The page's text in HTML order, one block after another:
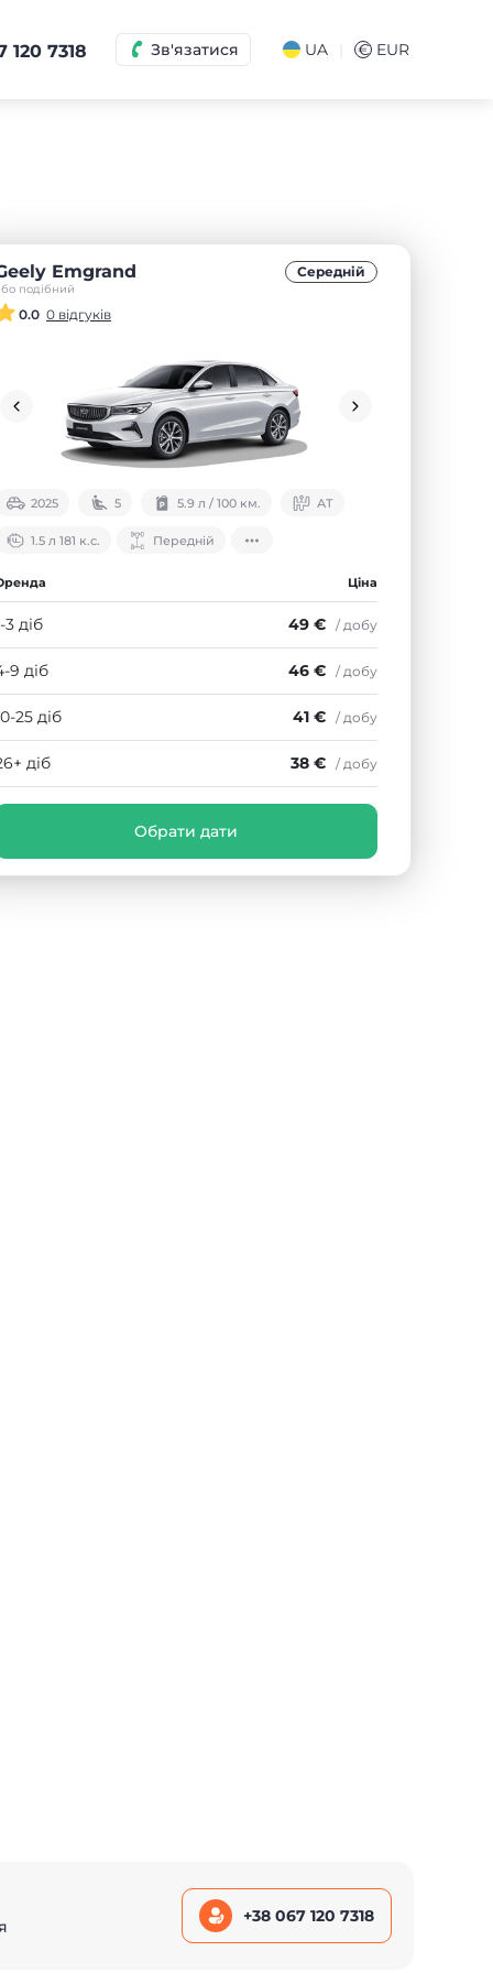
120 7318 Зв'язатися UA € EUR
Emgrand
подібний
Середнiй
0.0 0 відгуків
2025 5 5.9 л / 100 км. АТ
1.5 л 181 к.с. Передній
Ціна
3 діб 49 € / добу
9 діб 46 € / добу
25 діб 41 € / добу
діб 38 € / добу
Обрати дати
+38 067 120 7318